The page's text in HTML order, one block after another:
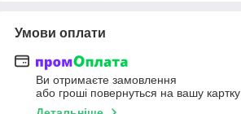
Умови оплати
Ви отримаєте замовлення
або гроші повернуться на вашу картку